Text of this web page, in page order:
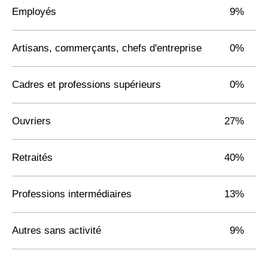
Employés 9%
Artisans, commerçants, chefs d'entreprise 0%
Cadres et professions supérieurs 0%
Ouvriers 27%
Retraités 40%
Professions intermédiaires 13%
Autres sans activité 9%